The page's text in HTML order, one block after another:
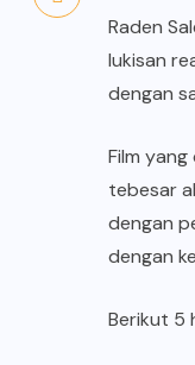
Raden
lukisan
dengan
Film
tebesar
dengan
dengan
Berikut 5